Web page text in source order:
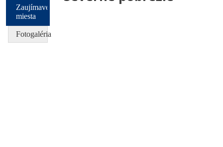
Zaujímavé
miesta
Fotogaléria